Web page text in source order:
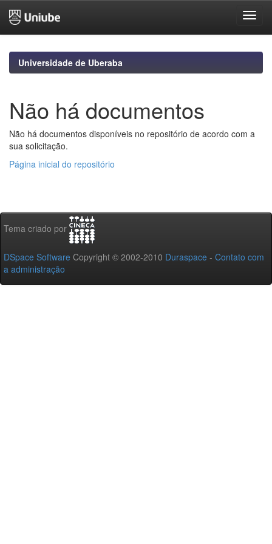
navigationUniversidade de Uberaba
Não há documentos
Não há documentos disponíveis no repositório de acordo com a
sua solicitação.
Página inicial do repositório
Tema criado por
DSpace Software Copyright © 2002-2010 Duraspace - Contato com
a administração